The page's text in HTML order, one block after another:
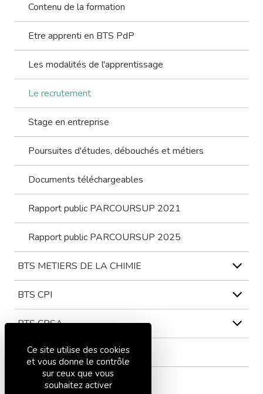
Contenu de la formation
Etre apprenti en BTS PdP
Les modalités de l'apprentissage
Le recrutement
Stage en entreprise
Poursuites d'études, débouchés et métiers
Documents téléchargeables
Rapport public PARCOURSUP 2021
Rapport public PARCOURSUP 2025
BTS METIERS DE LA CHIMIE
BTS CPI
BTS CRSA
BTS ATI
Ce site utilise des cookies
et vous donne le contrôle
sur ceux que vous
souhaitez activer